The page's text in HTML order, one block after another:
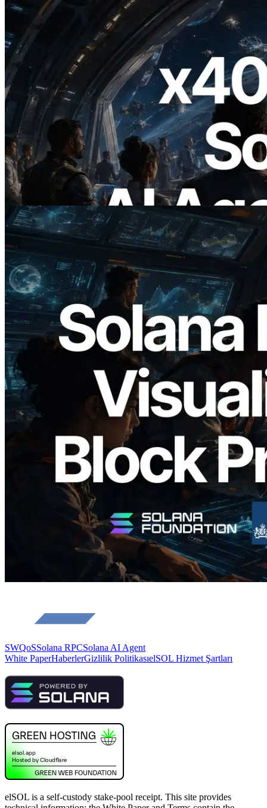
2026.07.04
ERPC x402 destekli Solana RPC'yi
yayınladı — AI agent'ların ihtiyaç
duydukları API'ler için anında ödeme
yaptığı dönem
Bu makaleyi oku
2026.05.24
Validators Solutions, Solana Block
Analyzer'ı Yayınladı — Slot Başına Blok
Üretim Süresi ve Görevli Doğrulayıcı
Görselleştirmesi
Bu makaleyi oku
Daha fazla yükle
SWQoSSolana RPCSolana AI Agent
White PaperHaberlerGizlilik PolitikasıelSOL Hizmet Şartları
elSOL is a self-custody stake-pool receipt. This site provides